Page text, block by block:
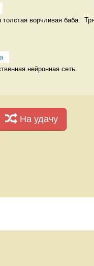
толстая ворчливая баба.
нейронная сеть.
На удачу